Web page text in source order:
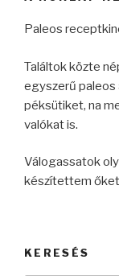
Paleos
Találtok közte
egyszerű
péksütiket, na
valókat is.
Válogassatok
készítettem
KERESÉS